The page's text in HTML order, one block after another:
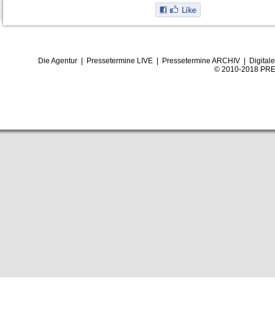
Die Agentur| Pressetermine LIVE| Pressetermine ARCHIV|
© 2010-2018